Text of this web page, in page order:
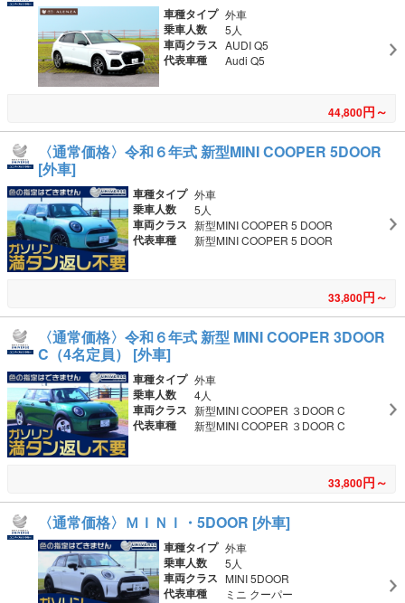
車種タイプ 外車
乗車人数 5人
車両クラス AUDI Q5
代表車種 Audi Q5
44,800円～
〈通常価格〉令和６年式 新型MINI COOPER 5DOOR
[外車]
車種タイプ 外車
乗車人数 5人
車両クラス 新型MINI COOPER 5 DOOR
代表車種 新型MINI COOPER 5 DOOR
33,800円～
〈通常価格〉令和６年式 新型 MINI COOPER 3DOOR
C（4名定員） [外車]
車種タイプ 外車
乗車人数 4人
車両クラス 新型MINI COOPER ３DOOR C
代表車種 新型MINI COOPER ３DOOR C
33,800円～
〈通常価格〉ＭＩＮＩ・5DOOR [外車]
車種タイプ 外車
乗車人数 5人
車両クラス MINI 5DOOR
代表車種 ミニ クーパー